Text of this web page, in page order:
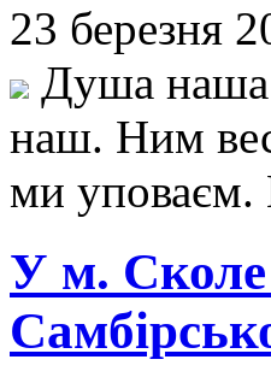
23 березня
Душа наша
наш. Ним
ми
У м. Сколе